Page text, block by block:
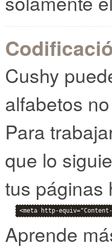
Cushy
alfabetos
Para
que lo
tus páginas
<meta http-
Aprende